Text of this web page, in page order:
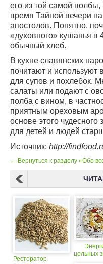
его из той самой полбы,
время Тайной вечери
апостолов. Понятно,
«духовного» кушанья
обычный хлеб.
В кухне славянских
почитают и используют
для супов и похлебок.
салаты или подают с
полба с вином, в
приятным ореховым
основе этого чудесного
для детей и людей
Источник: http://
← Вернуться к разделу «Обо
Ресторатор
цельных